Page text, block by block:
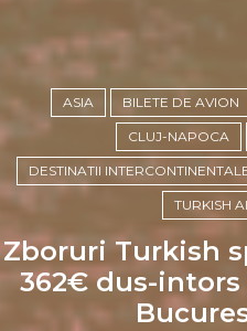
ASIA BILETE DE AVION
CLUJ-NAPOCA
DESTINATII
TURKISH
Zboruri Turkish
362€ dus-